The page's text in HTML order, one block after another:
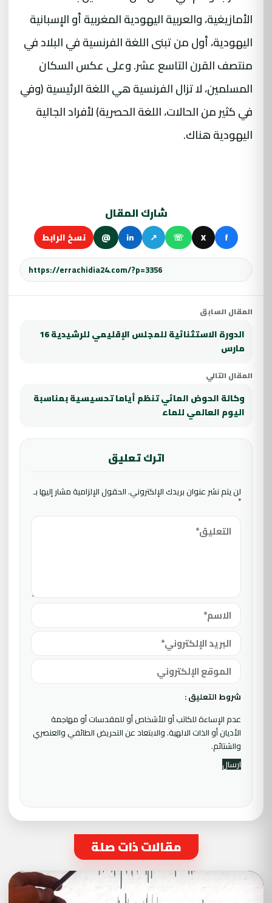
الأمازيغية، والعربية اليهودية المغربية أو الإسبانية
اليهودية، أول من تبنى اللغة الفرنسية في البلاد في
منتصف القرن التاسع عشر. وعلى عكس السكان
المسلمين، لا تزال الفرنسية هي اللغة الرئيسية (وفي
في كثير من الحالات، اللغة الحصرية) لأفراد الجالية
اليهودية هناك.
شارك المقال
f
X
☏
↗
in
@ نسخ الرابط
المقال السابق
الدورة الاستثنائية للمجلس الإقليمي للرشيدية 16
مارس
المقال التالي
وكالة الحوض المائي تنظم أياما تحسيسية بمناسبة
اليوم العالمي للماء
اترك تعليق
لن يتم نشر عنوان بريدك الإلكتروني.الحقول الإلزامية مشار إليها بـ
*
شروط التعليق :
عدم الإساءة للكاتب أو للأشخاص أو للمقدسات أو مهاجمة
الأديان أو الذات الالهية. والابتعاد عن التحريض الطائفي والعنصري
والشتائم.
مقالات ذات صلة